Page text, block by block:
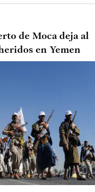
de Moca deja al
en Yemen